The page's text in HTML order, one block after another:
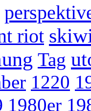
riot
Tag
1220
1980er